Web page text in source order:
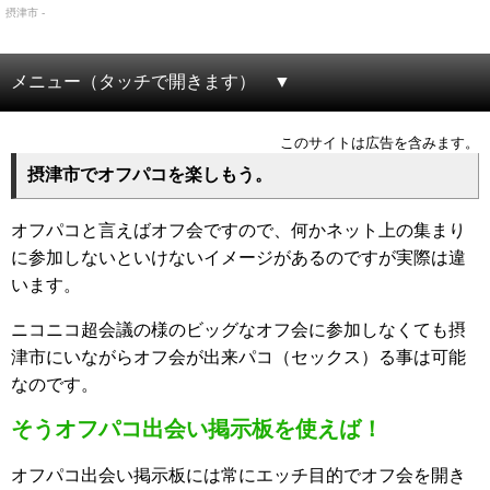
摂津市 -
メニュー（タッチで開きます）
このサイトは広告を含みます。
摂津市でオフパコを楽しもう。
オフパコと言えばオフ会ですので、何かネット上の集まり
に参加しないといけないイメージがあるのですが実際は違
います。
ニコニコ超会議の様のビッグなオフ会に参加しなくても摂
津市にいながらオフ会が出来パコ（セックス）る事は可能
なのです。
そうオフパコ出会い掲示板を使えば！
オフパコ出会い掲示板には常にエッチ目的でオフ会を開き